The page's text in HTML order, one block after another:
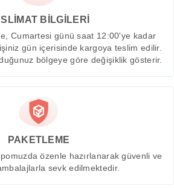
BİLGİLERİ
Cumartesi günü saat 12:00'ye kadar
gün içerisinde kargoya teslim edilir.
bölgeye göre değişiklik gösterir.
PAKETLEME
özenle hazırlanarak güvenli ve
sevk edilmektedir.